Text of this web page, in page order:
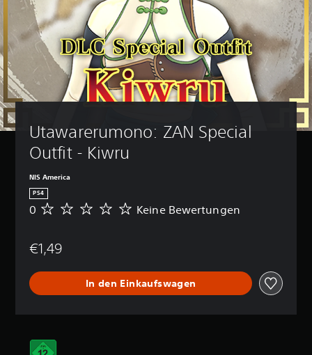
Utawarerumono: ZAN Special
Outfit - Kiwru
NIS America
PS4
K
n
B
e
w
u
0 Keine Bewertungen
€1,49
In den Einkaufswagen